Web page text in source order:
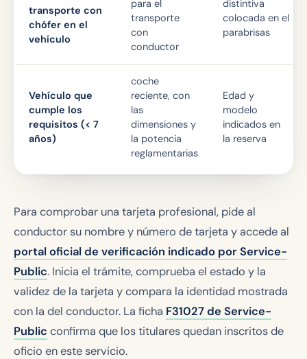
transporte con
chófer en el
vehículo
para el
transporte
con
conductor
distintiva
colocada en el
parabrisas
Vehículo que
cumple los
requisitos (< 7
años)
coche
reciente, con
las
dimensiones y
la potencia
reglamentarias
Edad y
modelo
indicados en
la reserva
Para comprobar una tarjeta profesional, pide al
conductor su nombre y número de tarjeta y accede al
portal oficial de verificación indicado por Service-
Public. Inicia el trámite, comprueba el estado y la
validez de la tarjeta y compara la identidad mostrada
con la del conductor. La ficha F31027 de Service-
Public confirma que los titulares quedan inscritos de
oficio en este servicio.